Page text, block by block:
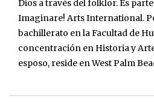
Dios a través del folklor. Es
Imaginare! Arts International.
bachillerato en la Facultad de
concentración en Historia y
esposo, reside en West Palm